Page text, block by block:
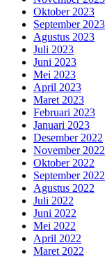
Oktober 2023
September 2023
Agustus 2023
Juli 2023
Juni 2023
Mei 2023
April 2023
Maret 2023
Februari 2023
Januari 2023
Desember 2022
November 2022
Oktober 2022
September 2022
Agustus 2022
Juli 2022
Juni 2022
Mei 2022
April 2022
Maret 2022